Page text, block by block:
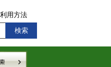
利用方法